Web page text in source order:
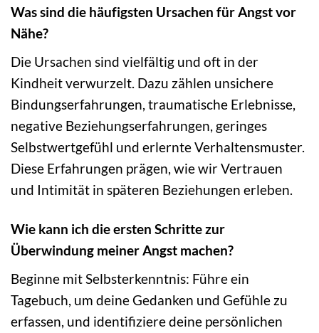
Was sind die häufigsten Ursachen für Angst vor
Nähe?
Die Ursachen sind vielfältig und oft in der
Kindheit verwurzelt. Dazu zählen unsichere
Bindungserfahrungen, traumatische Erlebnisse,
negative Beziehungserfahrungen, geringes
Selbstwertgefühl und erlernte Verhaltensmuster.
Diese Erfahrungen prägen, wie wir Vertrauen
und Intimität in späteren Beziehungen erleben.
Wie kann ich die ersten Schritte zur
Überwindung meiner Angst machen?
Beginne mit Selbsterkenntnis: Führe ein
Tagebuch, um deine Gedanken und Gefühle zu
erfassen, und identifiziere deine persönlichen